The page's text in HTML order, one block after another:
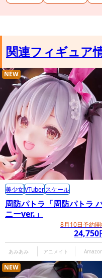
関連フィギュア
周防パトラ「周防パトラ
ニーver.」
8月10日予約
24,750
NEW
美少女VTuberスケール
あみあみ アニメイト
NEW